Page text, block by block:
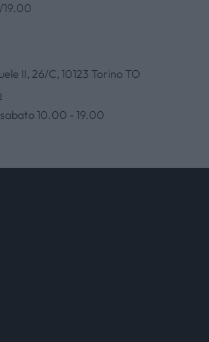
II, 26/C, 10123 Torino TO
10.00 - 19.00